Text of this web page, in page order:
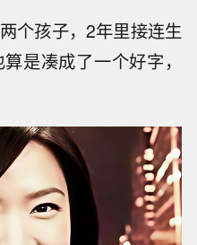
个孩子，2年里接连生
是凑成了一个好字，